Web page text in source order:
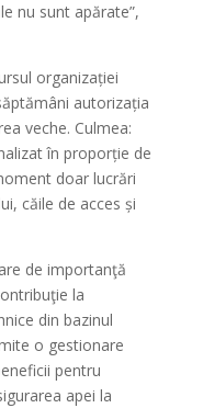
nu sunt apărate”,
organizației
autorizația
veche. Culmea:
în proporție de
doar lucrări
căile de acces și
de importanţă
la
din bazinul
o gestionare
pentru
apei la